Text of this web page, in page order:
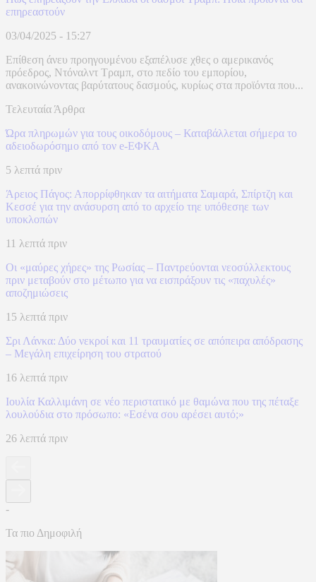
επηρεαστούν
03/04/2025 - 15:27
Επίθεση άνευ προηγουμένου εξαπέλυσε χθες ο αμερικανός
πρόεδρος, Ντόναλντ Τραμπ, στο πεδίο του εμπορίου,
ανακοινώνοντας βαρύτατους δασμούς, κυρίως στα προϊόντα που...
Τελευταία Άρθρα
Ώρα πληρωμών για τους οικοδόμους – Καταβάλλεται σήμερα το
αδειοδωρόσημο από τον e-ΕΦΚΑ
5 λεπτά πριν
Άρειος Πάγος: Απορρίφθηκαν τα αιτήματα Σαμαρά, Σπίρτζη και
Κεσσέ για την ανάσυρση από το αρχείο τηε υπόθεσηε των
υποκλοπών
11 λεπτά πριν
Οι «μαύρες χήρες» της Ρωσίας – Παντρεύονται νεοσύλλεκτους
πριν μεταβούν στο μέτωπο για να εισπράξουν τις «παχυλές»
αποζημιώσεις
15 λεπτά πριν
Σρι Λάνκα: Δύο νεκροί και 11 τραυματίες σε απόπειρα απόδρασης
– Μεγάλη επιχείρηση του στρατού
16 λεπτά πριν
Ιουλία Καλλιμάνη σε νέο περιστατικό με θαμώνα που της πέταξε
λουλούδια στο πρόσωπο: «Εσένα σου αρέσει αυτό;»
26 λεπτά πριν
-
Τα πιο Δημοφιλή